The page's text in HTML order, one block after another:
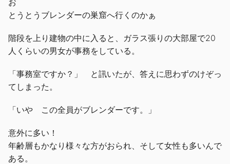
とうとうブレンダーの巣窟へ行くのかぁ
階段を上り建物の中に入ると、ガラス張りの大部屋で20
人くらいの男女が事務をしている。
「事務室ですか？」 と訊いたが、答えに思わずのけぞっ
てしまった。
「いや この全員がブレンダーです。」
意外に多い！
年齢層もかなり様々な方がおられ、そして女性も多いんで
ある。